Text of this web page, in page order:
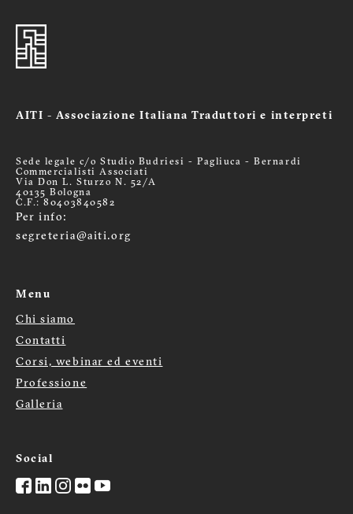
AITI - Associazione Italiana Traduttori e interpreti
Sede legale c/o Studio Budriesi - Pagliuca - Bernardi
Commercialisti Associati
Via Don L. Sturzo N. 52/A
40135 Bologna
C.F.: 80403840582
Per info:
segreteria@aiti.org
Menu
Menù
footer
Chi siamo
Contatti
Corsi, webinar ed eventi
Professione
Galleria
Social